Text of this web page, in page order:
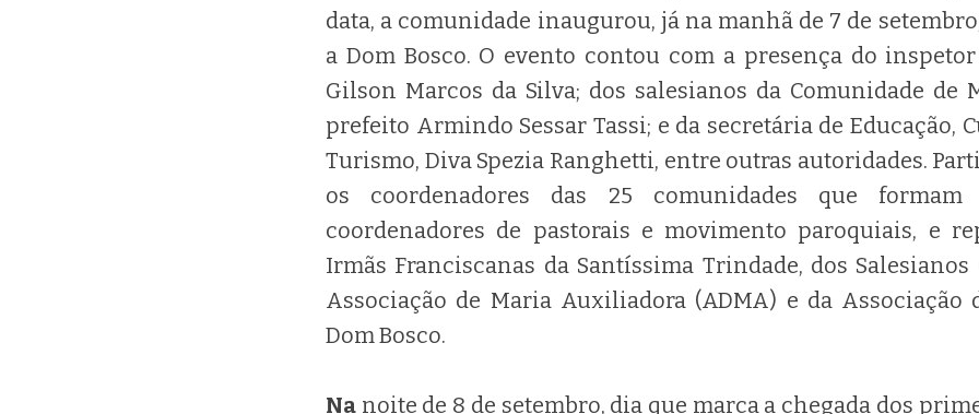
data, a comunidade inaugurou, já na manhã de 7 de
a Dom Bosco. O evento contou com a presença do
Gilson Marcos da Silva; dos salesianos da Comunidade de
prefeito Armindo Sessar Tassi; e da secretária de Educação,
Turismo, Diva Spezia Ranghetti, entre outras autoridades.
os coordenadores das 25 comunidades que
coordenadores de pastorais e movimento paroquiais, e
Irmãs Franciscanas da Santíssima Trindade, dos Salesianos
Associação de Maria Auxiliadora (ADMA) e da Associação
Dom Bosco.
Na noite de 8 de setembro, dia que marca a chegada dos